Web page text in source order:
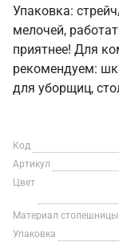
Упаковка:
мелочей,
приятнее! Для
рекомендуем:
для уборщиц,
Код
Артикул
Цвет
Материал столешницы
Упаковка